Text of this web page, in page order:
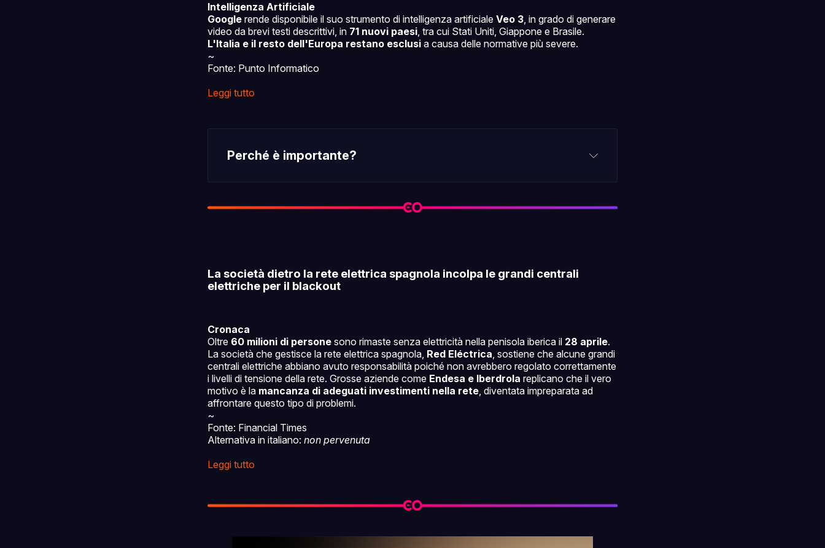
Intelligenza Artificiale
Google rende disponibile il suo strumento di intelligenza artificiale Veo 3, in grado di generare
video da brevi testi descrittivi, in 71 nuovi paesi, tra cui Stati Uniti, Giappone e Brasile.
L'Italia e il resto dell'Europa restano esclusi a causa delle normative più severe.
~
Fonte: Punto Informatico
Leggi tutto
Perché è importante?
La società dietro la rete elettrica spagnola incolpa le grandi centrali
elettriche per il blackout
Cronaca
Oltre 60 milioni di persone sono rimaste senza elettricità nella penisola iberica il 28 aprile.
La società che gestisce la rete elettrica spagnola, Red Eléctrica, sostiene che alcune grandi
centrali elettriche abbiano avuto responsabilità poiché non avrebbero regolato correttamente
i livelli di tensione della rete. Grosse aziende come Endesa e Iberdrola replicano che il vero
motivo è la mancanza di adeguati investimenti nella rete, diventata impreparata ad
affrontare questo tipo di problemi.
~
Fonte: Financial Times
Alternativa in italiano: non pervenuta
Leggi tutto